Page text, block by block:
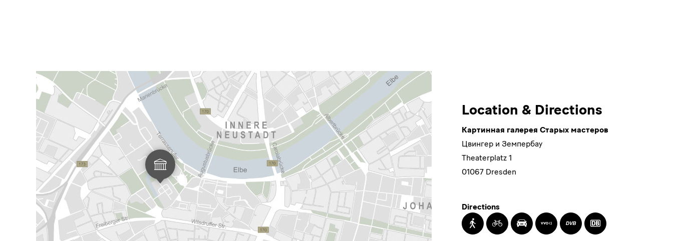
Картинная
галерея
Cтарых
мастеров
Картинная
галерея
Cтарых
мастеров
Theaterplatz
1
01067
Dresden
Location & Directions
Картинная галерея Cтарых мастеров
Цвингер и Земпербау
Theaterplatz 1
01067 Dresden
Directions
WalkingCyclingDrivingTimetable
Information
Transit
by
Transit
by